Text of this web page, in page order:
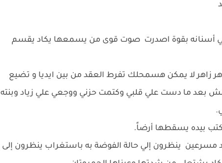
أسنانه بقوة اصدرت صوت قوى من يسمعها يكاد يقسم
زاهر لا يمكن هسمحلك تفرط العقد من بين ايديا و تضيع
مش بعد ما دست علي قلبي وكتمت حزني ووجعي علي زياد وبنته
بيده يسقطها أرضاً.
مسرعين ينظرون إلي حالة الفوضة به باستغراب ينظرون إلى